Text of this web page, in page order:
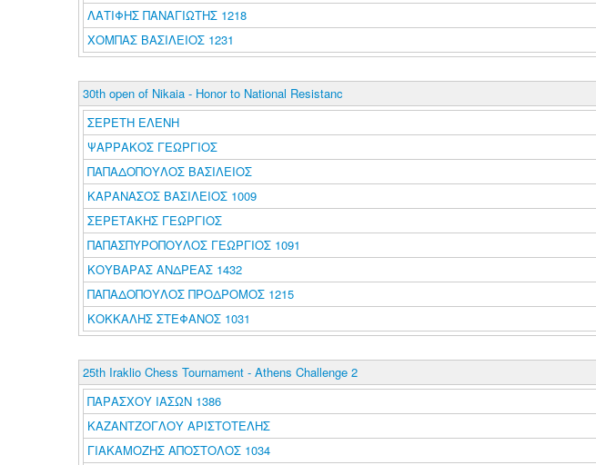
ΛΑΤΙΦΗΣ ΠΑΝΑΓΙΩΤΗΣ 1218
ΧΟΜΠΑΣ ΒΑΣΙΛΕΙΟΣ 1231
30th open of Nikaia - Honor to National Resistanc
ΣΕΡΕΤΗ ΕΛΕΝΗ
ΨΑΡΡΑΚΟΣ ΓΕΩΡΓΙΟΣ
ΠΑΠΑΔΟΠΟΥΛΟΣ ΒΑΣΙΛΕΙΟΣ
ΚΑΡΑΝΑΣΟΣ ΒΑΣΙΛΕΙΟΣ 1009
ΣΕΡΕΤΑΚΗΣ ΓΕΩΡΓΙΟΣ
ΠΑΠΑΣΠΥΡΟΠΟΥΛΟΣ ΓΕΩΡΓΙΟΣ 1091
ΚΟΥΒΑΡΑΣ ΑΝΔΡΕΑΣ 1432
ΠΑΠΑΔΟΠΟΥΛΟΣ ΠΡΟΔΡΟΜΟΣ 1215
ΚΟΚΚΑΛΗΣ ΣΤΕΦΑΝΟΣ 1031
25th Iraklio Chess Tournament - Athens Challenge 2
ΠΑΡΑΣΧΟΥ ΙΑΣΩΝ 1386
ΚΑΖΑΝΤΖΟΓΛΟΥ ΑΡΙΣΤΟΤΕΛΗΣ
ΓΙΑΚΑΜΟΖΗΣ ΑΠΟΣΤΟΛΟΣ 1034